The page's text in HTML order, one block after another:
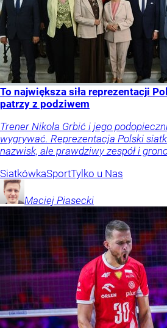
To największa siła reprezentacji
patrzy z podziwem
Trener Nikola Grbić i jego
wygrywać. Reprezentacja Polski
nazwisk, ale prawdziwy zespół i
SiatkówkaSportTylko u Nas
Maciej Piasecki